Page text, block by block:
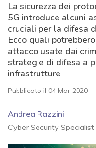
La sicurezza dei
5G introduce alcuni
cruciali per la difesa
Ecco quali
attacco usate dai
strategie di difesa a
infrastrutture
Pubblicato il 04 Mar 2020
Andrea Razzini
Cyber Security Specialist